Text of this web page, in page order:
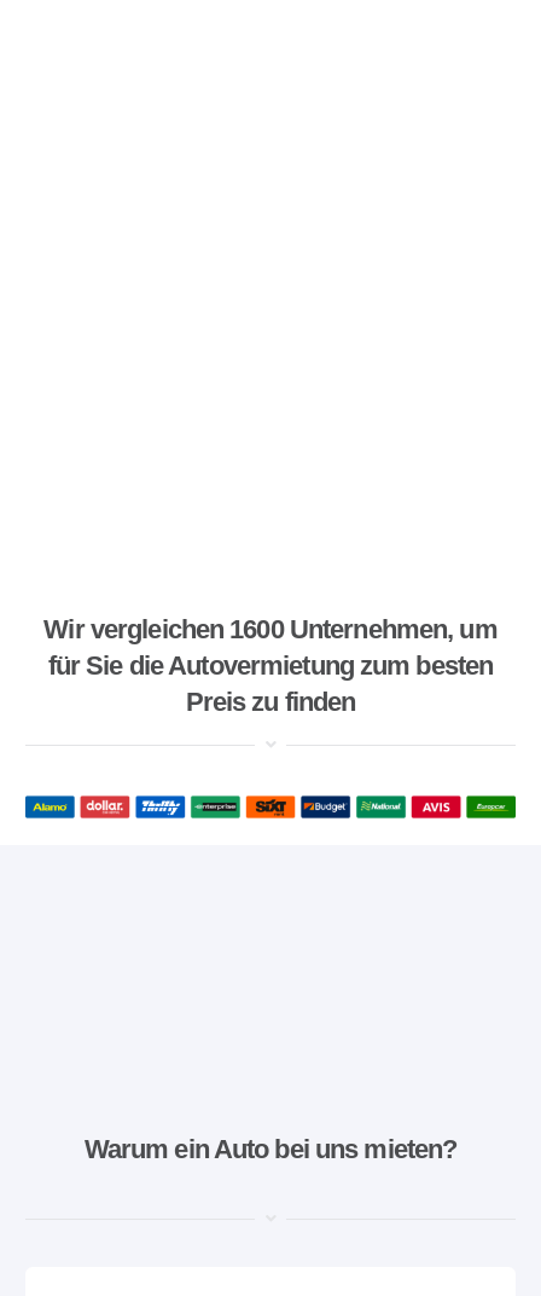
Wir vergleichen 1600 Unternehmen, um
für Sie die Autovermietung zum besten
Preis zu finden
Warum ein Auto bei uns mieten?